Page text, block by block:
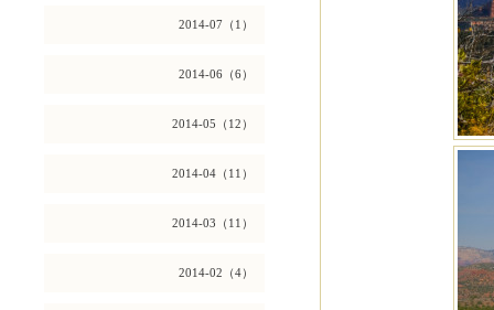
2014-07（1）
2014-06（6）
2014-05（12）
2014-04（11）
2014-03（11）
2014-02（4）